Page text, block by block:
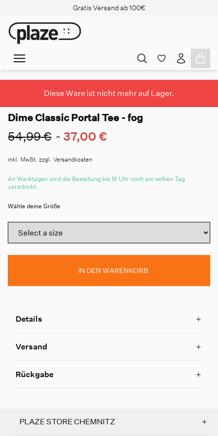
Gratis Versand ab 100€
Diese Ware ist nicht mehr auf Lager.
Dime Classic Portal Tee - fog
54,99 € - 37,00 €
inkl. MwSt. zzgl. Versandkosten
An Werktagen wird die Bestellung bis 16 Uhr noch am selben Tag
verschickt.
Wähle deine Größe
IN DEN WARENKORB
Details
Versand
Rückgabe
PLAZE STORE CHEMNITZ